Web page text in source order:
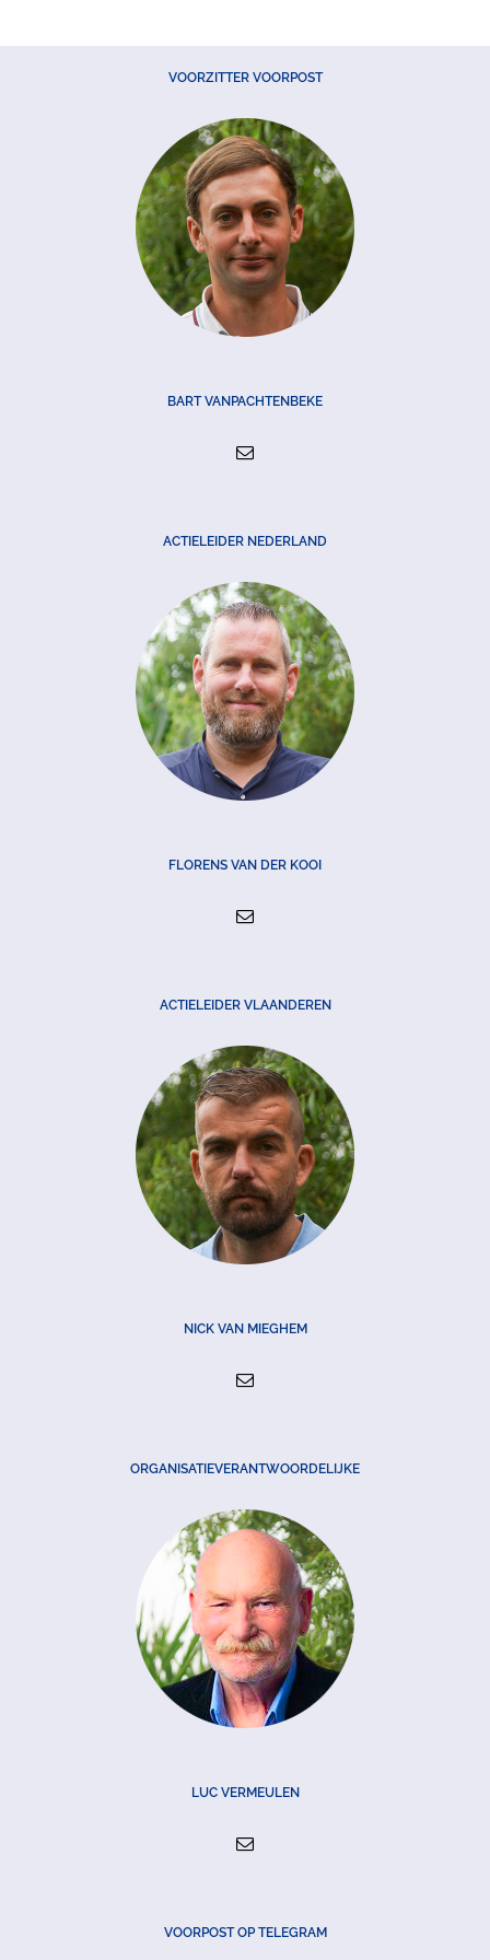
VOORZITTER VOORPOST
BART VANPACHTENBEKE
ACTIELEIDER NEDERLAND
FLORENS VAN DER KOOI
ACTIELEIDER VLAANDEREN
NICK VAN MIEGHEM
ORGANISATIEVERANTWOORDELIJKE
LUC VERMEULEN
VOORPOST OP TELEGRAM